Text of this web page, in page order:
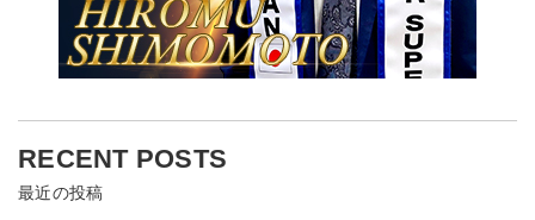
RECENT POSTS
最近の投稿